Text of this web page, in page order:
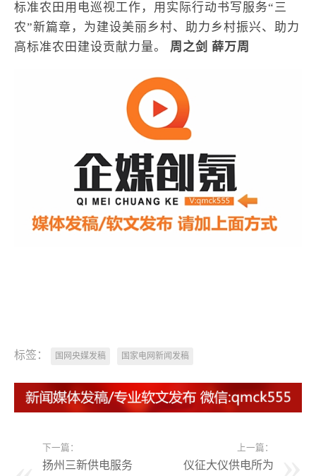
标准农田用电巡视工作，用实际行动书写服务“三
农”新篇章，为建设美丽乡村、助力乡村振兴、助力
高标准农田建设贡献力量。 周之剑 薛万周
标签： 国网央媒发稿 国家电网新闻发稿
下一篇：
扬州三新供电服务
上一篇：
仪征大仪供电所为